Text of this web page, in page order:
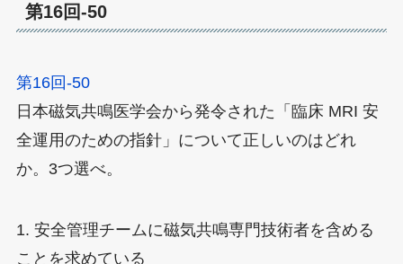
第16回-50
第16回-50
日本磁気共鳴医学会から発令された「臨床 MRI 安
全運用のための指針」について正しいのはどれ
か。3つ選べ。
1. 安全管理チームに磁気共鳴専門技術者を含める
ことを求めている